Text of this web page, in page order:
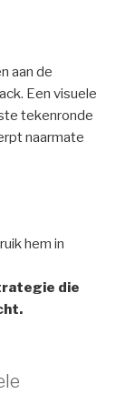
aan de
Een visuele
tekenronde
naarmate
hem in
die